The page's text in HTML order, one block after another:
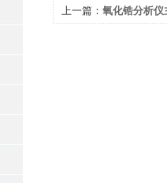
上一篇： 氧化锆分析仪